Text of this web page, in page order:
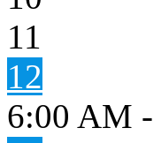
11
12
6:00 AM -